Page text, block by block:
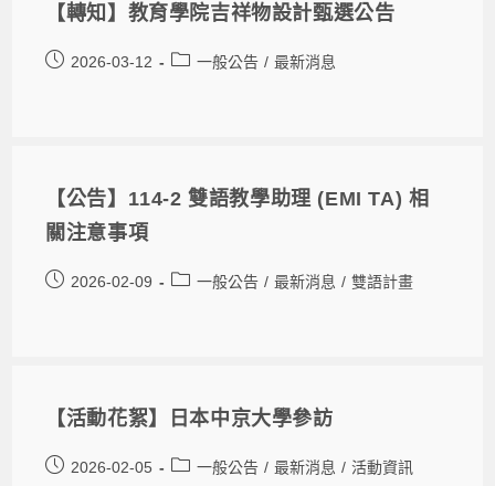
【轉知】教育學院吉祥物設計甄選公告
2026-03-12 一般公告 / 最新消息
【公告】114-2 雙語教學助理 (EMI TA) 相
關注意事項
2026-02-09 一般公告 / 最新消息 / 雙語計畫
【活動花絮】日本中京大學參訪
2026-02-05 一般公告 / 最新消息 / 活動資訊